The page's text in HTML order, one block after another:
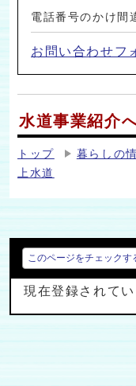
電話番号のかけ間
お問い合わせフ
水道事業紹介
トップ 暮らしの
上水道
このページをチェックす
現在登録されてい